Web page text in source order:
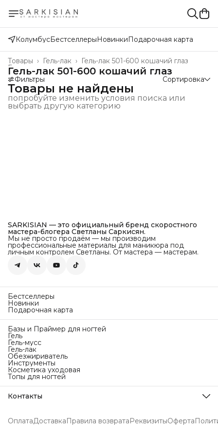
КолумбусБестселлерыНовинкиПодарочная карта
Гель-лак 501-600 кошачий глаз
Гель-лак ›
Товары ›
Главная ›
Гель-лак 501-600 кошачий глаз
Фильтры Сортировка
Товары не найдены
попробуйте изменить условия поиска или
выбрать другую категорию
SARKISIAN — это официальный бренд скоростного
мастера-блогера Светланы Саркисян.
Мы не просто продаём — мы производим
профессиональные материалы для маникюра под
личным контролем Светланы. От мастера — мастерам.
Бестселлеры
Новинки
Подарочная карта
Базы и Праймер для ногтей
Гель
Гель-мусс
Гель-лак
Обезжириватель
Инструменты
Косметика уходовая
Топы для ногтей
Контакты
Эл. почта
info@sarkisianbrand.ru
ОплатаДоставкаПравила возвратаРеквизитыОферта